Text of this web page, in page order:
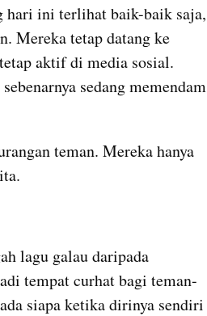
hari ini terlihat baik-baik saja,
Mereka tetap datang ke
aktif di media sosial.
sedang memendam
teman. Mereka hanya
lagu galau daripada
tempat curhat bagi teman-
siapa ketika dirinya sendiri